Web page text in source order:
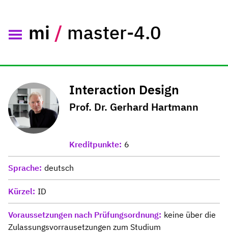
mi / master-4.0
Interaction Design
Prof. Dr. Gerhard Hartmann
Kreditpunkte 6
Sprache deutsch
Kürzel ID
Voraussetzungen nach Prüfungsordnung keine über die
Zulassungsvorrausetzungen zum Studium